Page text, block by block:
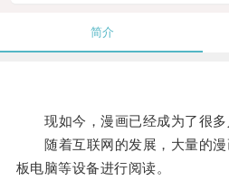
简介
现如今，漫画已经成为了很多
随着互联网的发展，大量的漫
板电脑等设备进行阅读。